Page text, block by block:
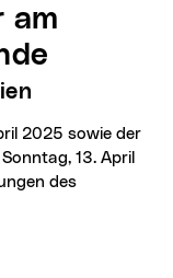
am
13. April
des